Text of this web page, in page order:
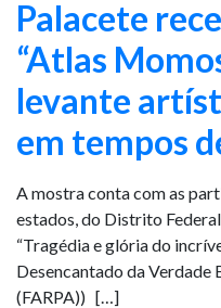
Palacete
“Atlas
levante
em tempos
A mostra conta com as
estados, do Distrito
“Tragédia e glória do
Desencantado da Verdade
(FARPA)) […]